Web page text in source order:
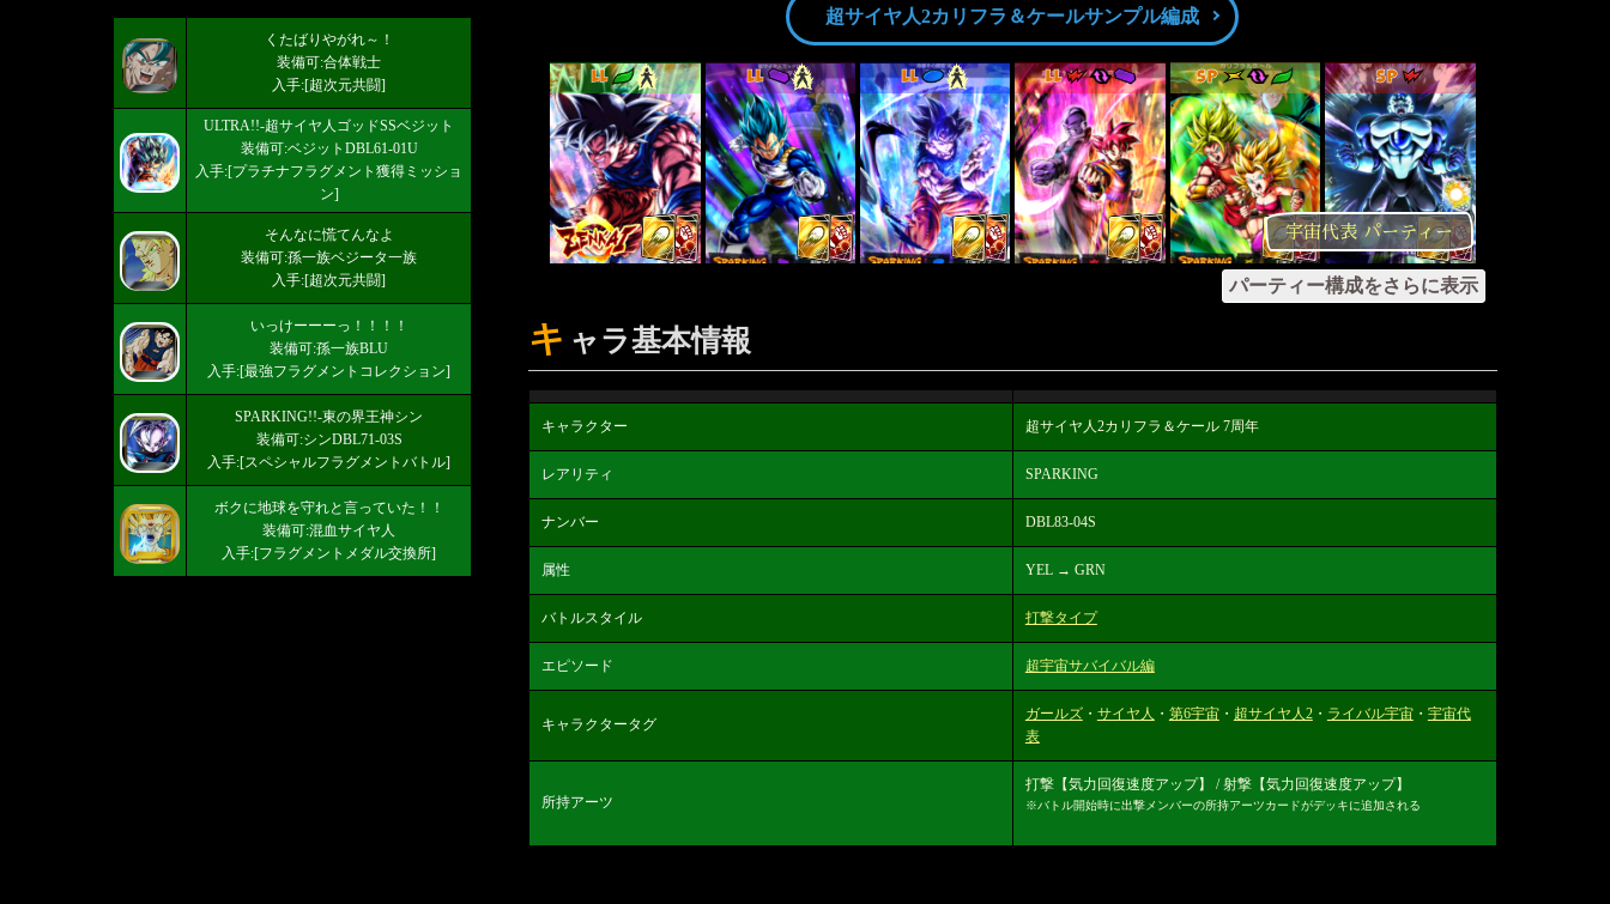
超サイヤ人2カリフラ＆ケールサンプル編成
宇宙代表 パーティー
LL LL LL LL SP SP
パーティー構成をさらに表示
キ ャラ基本情報
キャラクター 超サイヤ人2カリフラ＆ケール 7周年
レアリティ SPARKING
ナンバー DBL83-04S
属性 YEL → GRN
バトルスタイル 打撃タイプ
エピソード 超宇宙サバイバル編
キャラクタータグ
ガールズ・ サイヤ人 ・ 第6宇宙・ 超サイヤ人2・ ライバル宇宙・ 宇宙代
表
所持アーツ
打撃【気力回復速度アップ】 / 射撃【気力回復速度アップ】
※バトル開始時に出撃メンバーの所持アーツカードがデッキに追加される
くたばりやがれ～！
装備可:合体戦士
入手:[超次元共闘]
ULTRA!!-超サイヤ人ゴッドSSベジット
装備可:ベジットDBL61-01U
入手:[プラチナフラグメント獲得ミッショ
ン]
そんなに慌てんなよ
装備可:孫一族ベジータ一族
入手:[超次元共闘]
いっけーーーっ！！！！
装備可:孫一族BLU
入手:[最強フラグメントコレクション]
SPARKING!!-東の界王神シン
装備可:シンDBL71-03S
入手:[スペシャルフラグメントバトル]
ボクに地球を守れと言っていた！！
装備可:混血サイヤ人
入手:[フラグメントメダル交換所]